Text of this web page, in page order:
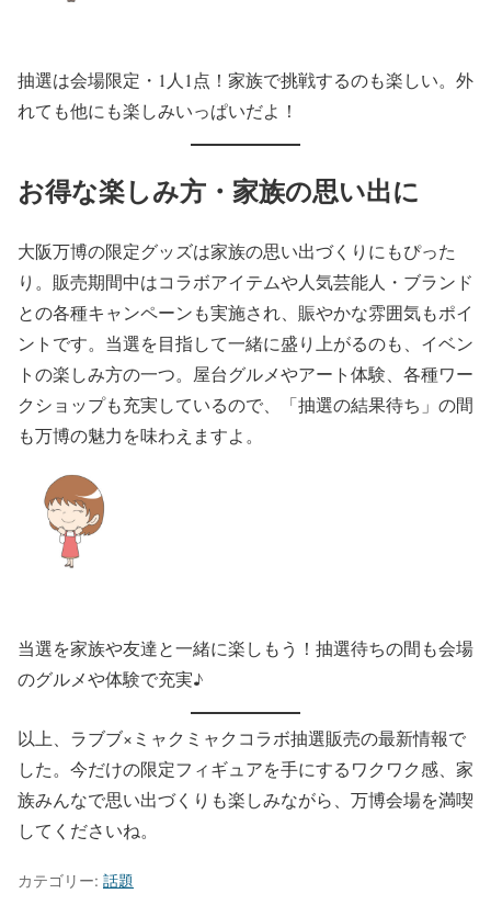
抽選は会場限定・1人1点！家族で挑戦するのも楽しい。外
れても他にも楽しみいっぱいだよ！
お得な楽しみ方・家族の思い出に
大阪万博の限定グッズは家族の思い出づくりにもぴった
り。販売期間中はコラボアイテムや人気芸能人・ブランド
との各種キャンペーンも実施され、賑やかな雰囲気もポイ
ントです。当選を目指して一緒に盛り上がるのも、イベン
トの楽しみ方の一つ。屋台グルメやアート体験、各種ワー
クショップも充実しているので、「抽選の結果待ち」の間
も万博の魅力を味わえますよ。
当選を家族や友達と一緒に楽しもう！抽選待ちの間も会場
のグルメや体験で充実♪
以上、ラブブ×ミャクミャクコラボ抽選販売の最新情報で
した。今だけの限定フィギュアを手にするワクワク感、家
族みんなで思い出づくりも楽しみながら、万博会場を満喫
してくださいね。
カテゴリー: 話題